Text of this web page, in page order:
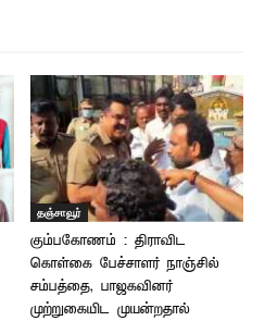
தஞ்சாவூர்
கும்பகோணம் : திராவிட
கொள்கை பேச்சாளர் நாஞ்சில்
சம்பத்தை, பாஜகவினர்
முற்றுகையிட முயன்றதால்